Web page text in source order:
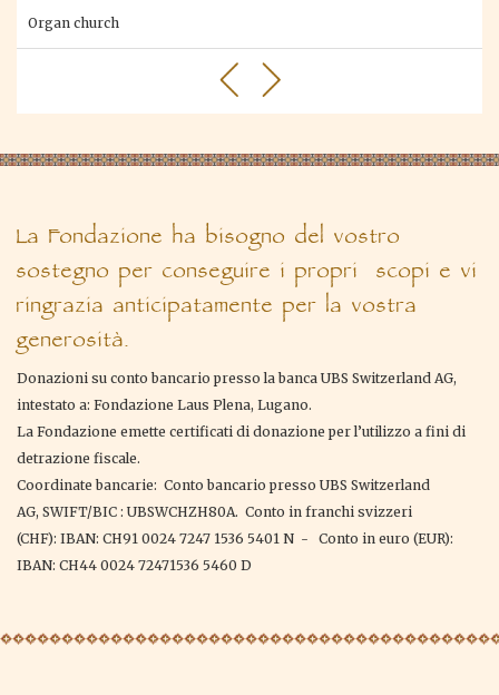
Organ church
La Fondazione ha bisogno del vostro
sostegno per conseguire i propri scopi e vi
ringrazia anticipatamente per la vostra
generosità.
Donazioni su conto bancario presso la banca UBS Switzerland AG,
intestato a: Fondazione Laus Plena, Lugano.
La Fondazione emette certificati di donazione per l’utilizzo a fini di
detrazione fiscale.
Coordinate bancarie: Conto bancario presso UBS Switzerland
AG, SWIFT/BIC : UBSWCHZH80A. Conto in franchi svizzeri
(CHF): IBAN: CH91 0024 7247 1536 5401 N - Conto in euro (EUR):
IBAN: CH44 0024 72471536 5460 D